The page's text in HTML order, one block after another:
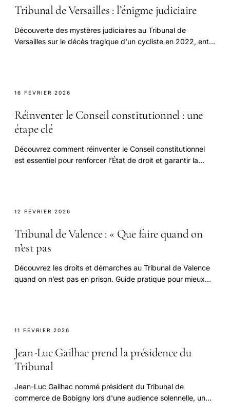
Tribunal de Versailles : l’énigme judiciaire
Découverte des mystères judiciaires au Tribunal de
Versailles sur le décès tragique d'un cycliste en 2022, entre
16 FÉVRIER 2026
Réinventer le Conseil constitutionnel : une
étape clé
Découvrez comment réinventer le Conseil constitutionnel
est essentiel pour renforcer l’État de droit et garantir la
12 FÉVRIER 2026
Tribunal de Valence : « Que faire quand on
n’est pas
Découvrez les droits et démarches au Tribunal de Valence
quand on n’est pas en prison. Guide pratique pour mieux
11 FÉVRIER 2026
Jean-Luc Gailhac prend la présidence du
Tribunal
Jean-Luc Gailhac nommé président du Tribunal de
commerce de Bobigny lors d'une audience solennelle, un